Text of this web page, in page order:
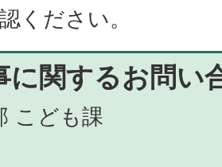
ください。
に関するお問い
こども課